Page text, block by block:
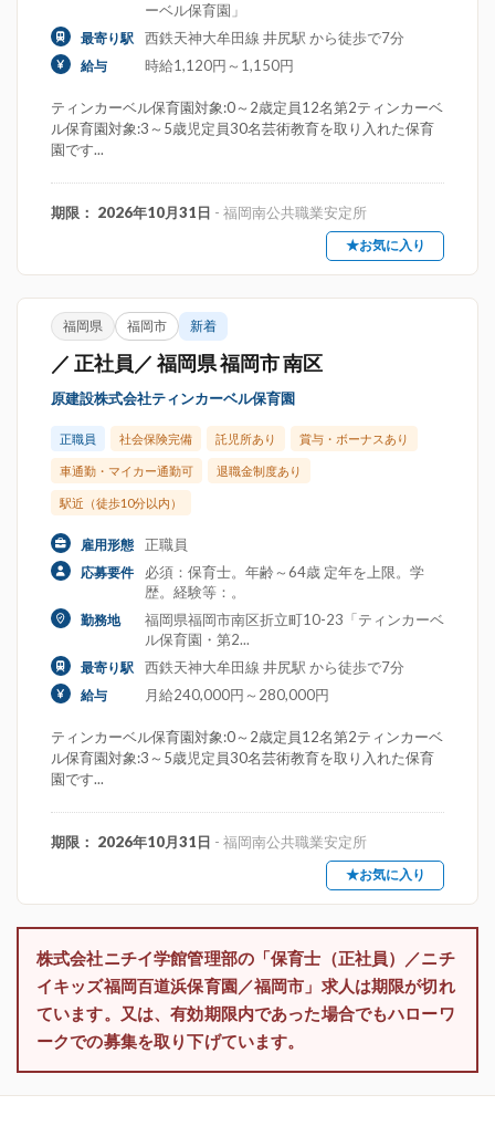
ーベル保育園」
最寄り駅 西鉄天神大牟田線 井尻駅 から徒歩で7分
給与 時給1,120円～1,150円
ティンカーベル保育園対象:0～2歳定員12名第2ティンカーベ
ル保育園対象:3～5歳児定員30名芸術教育を取り入れた保育
園です...
期限： 2026年10月31日 - 福岡南公共職業安定所
★お気に入り
福岡県 福岡市 新着
／ 正社員／ 福岡県 福岡市 南区
原建設株式会社ティンカーベル保育園
正職員 社会保険完備 託児所あり 賞与・ボーナスあり
車通勤・マイカー通勤可 退職金制度あり
駅近（徒歩10分以内）
雇用形態 正職員
応募要件
必須：保育士。年齢～64歳 定年を上限。学
歴。経験等：。
勤務地
福岡県福岡市南区折立町10-23「ティンカーベ
ル保育園・第2...
最寄り駅 西鉄天神大牟田線 井尻駅 から徒歩で7分
給与 月給240,000円～280,000円
ティンカーベル保育園対象:0～2歳定員12名第2ティンカーベ
ル保育園対象:3～5歳児定員30名芸術教育を取り入れた保育
園です...
期限： 2026年10月31日 - 福岡南公共職業安定所
★お気に入り
株式会社ニチイ学館管理部の「保育士（正社員）／ニチ
イキッズ福岡百道浜保育園／福岡市」求人は期限が切れ
ています。又は、有効期限内であった場合でもハローワ
ークでの募集を取り下げています。